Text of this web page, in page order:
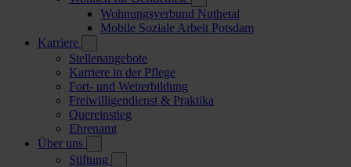
Wohnungsverbund Nuthetal
Mobile Soziale Arbeit Potsdam
Karriere
Stellenangebote
Karriere in der Pflege
Fort- und Weiterbildung
Freiwilligendienst & Praktika
Quereinstieg
Ehrenamt
Über uns
Stiftung